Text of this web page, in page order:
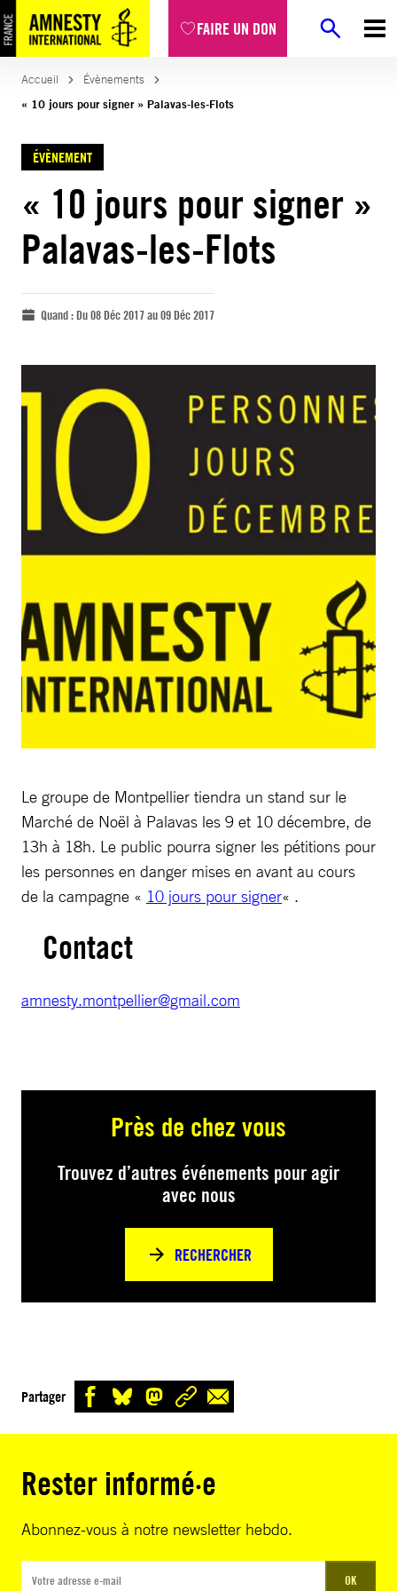
FAIRE UN DON
Accueil
Évènements
« 10 jours pour signer » Palavas-les-Flots
ÉVÈNEMENT
« 10 jours pour signer »
Palavas-les-Flots
Quand :Du 08 Déc 2017 au 09 Déc 2017
Le groupe de Montpellier tiendra un stand sur le
Marché de Noël à Palavas les 9 et 10 décembre, de
13h à 18h. Le public pourra signer les pétitions pour
les personnes en danger mises en avant au cours
de la campagne « 10 jours pour signer« .
Contact
amnesty.montpellier@gmail.com
Près de chez vous
Trouvez d’autres événements pour agir
avec nous
RECHERCHER
Partager
Rester informé·e
Abonnez-vous à notre newsletter hebdo.
OK